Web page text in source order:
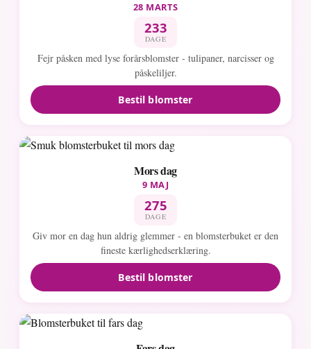
28 MARTS
233
DAGE
Fejr påsken med lyse forårsblomster - tulipaner, narcisser og
påskeliljer.
Bestil blomster
Mors dag
9 MAJ
275
DAGE
Giv mor en dag hun aldrig glemmer - en blomsterbuket er den
fineste kærlighedserklæring.
Bestil blomster